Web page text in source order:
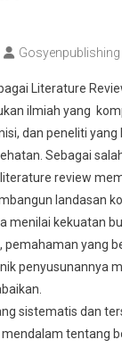
Gosyenpublishing
Literature
ilmiah yang
dan peneliti
Sebagai
review
landasan
menilai kekuatan
pemahaman yang
penyusunannya
sistematis dan
tentang